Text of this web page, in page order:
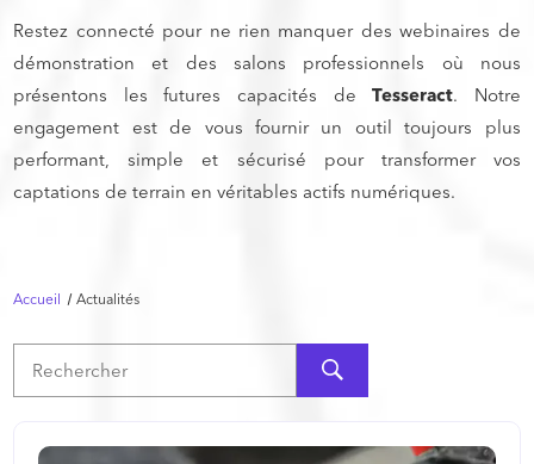
Restez connecté pour ne rien manquer des webinaires de
démonstration et des salons professionnels où nous
présentons les futures capacités deTesseract. Notre
engagement est de vous fournir un outil toujours plus
performant, simple et sécurisé pour transformer vos
captations de terrain en véritables actifs numériques.
Accueil Actualités
Rechercher